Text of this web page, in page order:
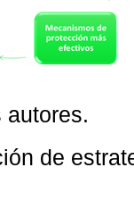
autores.
de